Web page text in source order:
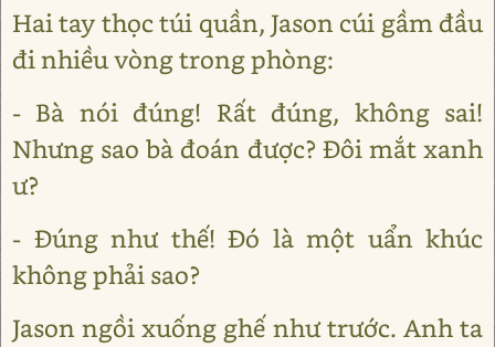
Hai tay thọc túi quần, Jason cúi gầm đầu
đi nhiều vòng trong phòng:
- Bà nói đúng! Rất đúng, không sai!
Nhưng sao bà đoán được? Đôi mắt xanh
ư?
- Đúng như thế! Đó là một uẩn khúc
không phải sao?
Jason ngồi xuống ghế như trước. Anh ta